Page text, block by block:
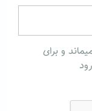
و برای